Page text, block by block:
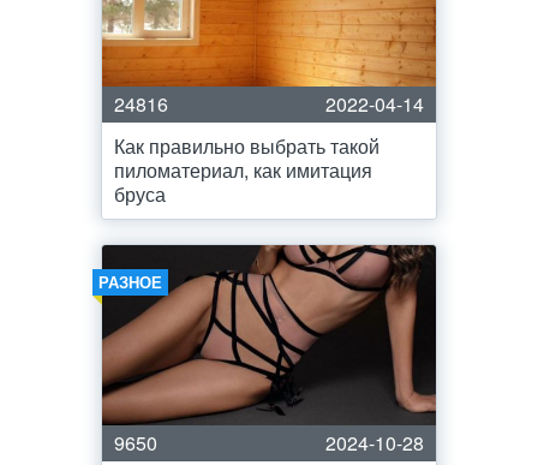
24816
2022-04-14
Как правильно выбрать такой
пиломатериал, как имитация
бруса
РАЗНОЕ
9650
2024-10-28